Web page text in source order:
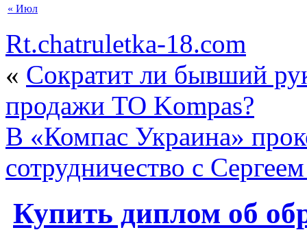
« Июл
Rt.chatruletka-18.com
« Сократит ли бывший
продажи ТО Kompas?
В «Компас Украина»
сотрудничество с
Купить диплом об